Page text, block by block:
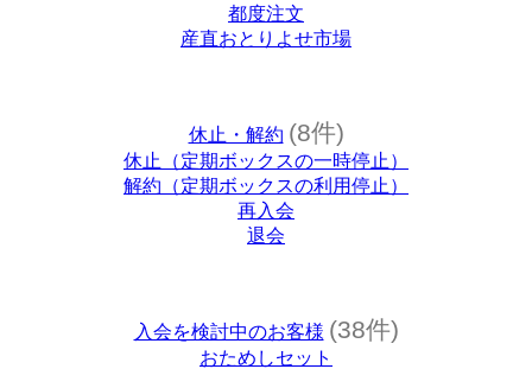
都度注文
産直おとりよせ市場
休止・解約 (8件)
休止（定期ボックスの一時停止）
解約（定期ボックスの利用停止）
再入会
退会
入会を検討中のお客様 (38件)
おためしセット